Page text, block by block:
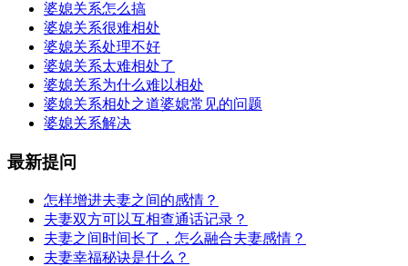
婆媳关系怎么搞
婆媳关系很难相处
婆媳关系处理不好
婆媳关系太难相处了
婆媳关系为什么难以相处
婆媳关系相处之道婆媳常见的问题
婆媳关系解决
最新提问
怎样增进夫妻之间的感情？
夫妻双方可以互相查通话记录？
夫妻之间时间长了，怎么融合夫妻感情？
夫妻幸福秘诀是什么？